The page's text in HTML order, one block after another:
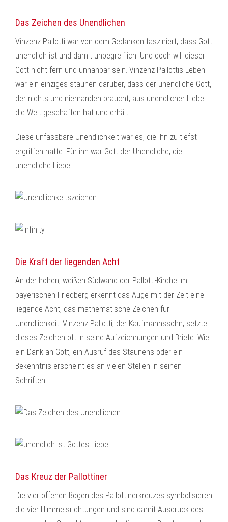
Das Zeichen des Unendlichen
Vinzenz Pallotti war von dem Gedanken fasziniert, dass Gott
unendlich ist und damit unbegreiflich. Und doch will dieser
Gott nicht fern und unnahbar sein. Vinzenz Pallottis Leben
war ein einziges staunen darüber, dass der unendliche Gott,
der nichts und niemanden braucht, aus unendlicher Liebe
die Welt geschaffen hat und erhält.
Diese unfassbare Unendlichkeit war es, die ihn zu tiefst
ergriffen hatte. Für ihn war Gott der Unendliche, die
unendliche Liebe.
Die Kraft der liegenden Acht
An der hohen, weißen Südwand der Pallotti-Kirche im
bayerischen Friedberg erkennt das Auge mit der Zeit eine
liegende Acht, das mathematische Zeichen für
Unendlichkeit. Vinzenz Pallotti, der Kaufmannssohn, setzte
dieses Zeichen oft in seine Aufzeichnungen und Briefe. Wie
ein Dank an Gott, ein Ausruf des Staunens oder ein
Bekenntnis erscheint es an vielen Stellen in seinen
Schriften.
Das Kreuz der Pallottiner
Die vier offenen Bögen des Pallottinerkreuzes symbolisieren
die vier Himmelsrichtungen und sind damit Ausdruck des